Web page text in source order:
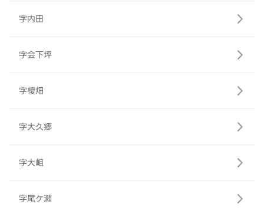
字内田
字会下坪
字榎畑
字大久郷
字大岨
字尾ケ瀬